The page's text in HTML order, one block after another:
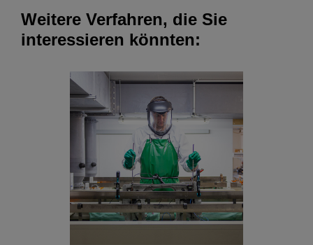
Weitere Verfahren, die Sie
interessieren könnten: